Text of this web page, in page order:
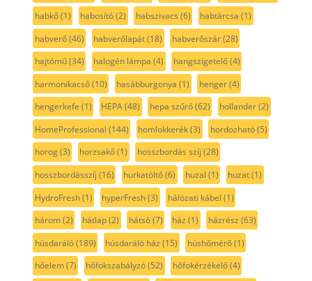
habkő(1) habosító(2) habszivacs (6) habtárcsa (1)
habverő(46) habverőlapát(18) habverőszár(28)
hajtómű(34) halogén lámpa (4) hangszigetelő(4)
harmonikacső(10) hasábburgonya (1) henger(4)
hengerkefe (1) HEPA(48) hepa szűrő(62) hollander(2)
HomeProfessional (144) homlokkerék(3) hordozható(5)
horog(3) horzsakő(1) hosszbordás szíj (28)
hosszbordásszíj (16) hurkatöltő(6) huzal (1) huzat(1)
HydroFresh(1) hyperFresh(3) hálózati kábel (1)
három(2) hátlap(2) hátsó(7) ház (1) házrész (63)
húsdaráló(189) húsdaráló ház (15) húshőmérő(1)
hőelem(7) hőfokszabályzó(52) hőfokérzékelő(4)